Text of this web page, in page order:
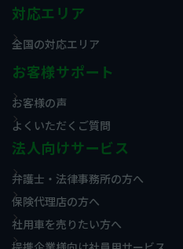
対応エリア
全国の対応エリア
お客様サポート
お客様の声
よくいただくご質問
法人向けサービス
弁護士・法律事務所の方へ
保険代理店の方へ
社用車を売りたい方へ